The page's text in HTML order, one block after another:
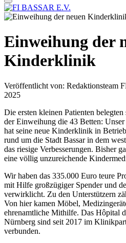
Einweihung der
Kinderklinik
Veröffentlicht von: Redaktionsteam
2025
Die ersten kleinen Patienten
der Einweihung die 43 Betten:
hat seine neue Kinderklinik in
rund um die Stadt Bassar in dem
das riesige Verbesserungen. Bisher
eine völlig unzureichende
Wir haben das 335.000 Euro teure
mit Hilfe großzügiger Spender und
verwirklicht. Zu den Unterstützern
Von hier kamen Möbel,
ehrenamtliche Mithilfe. Das Hôpital
Nürnberg sind seit 2017 im
verbunden.